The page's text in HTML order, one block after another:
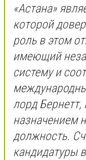
«Астана»
которой
роль в этом
имеющий
систему и
лорд
назначением
должность.
кандидатуры